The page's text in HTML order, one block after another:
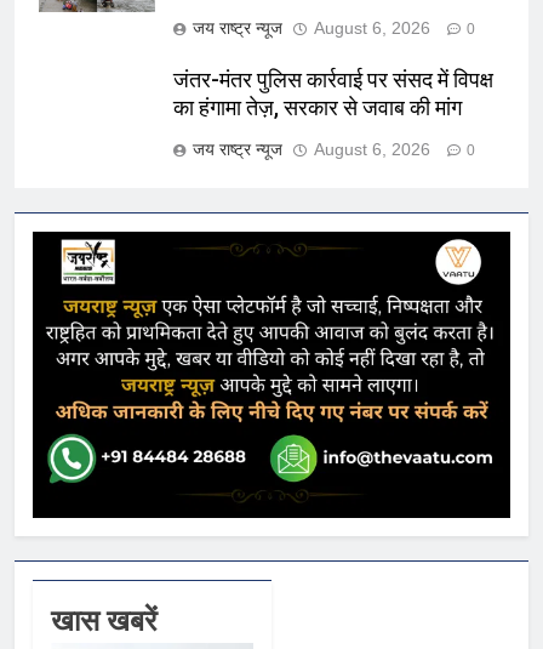
जय राष्ट्र न्यूज August 6, 2026 0
जंतर-मंतर पुलिस कार्रवाई पर संसद में विपक्ष
का हंगामा तेज़, सरकार से जवाब की मांग
जय राष्ट्र न्यूज August 6, 2026 0
खास खबरें